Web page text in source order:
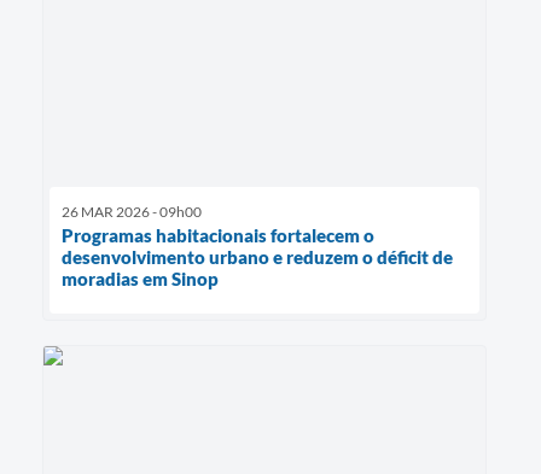
26 MAR 2026 - 09h00
Programas habitacionais fortalecem o
desenvolvimento urbano e reduzem o déficit de
moradias em Sinop